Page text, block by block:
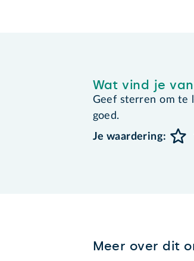
Wat vind je
Geef sterren om te
goed.
Je waardering:
Meer over dit